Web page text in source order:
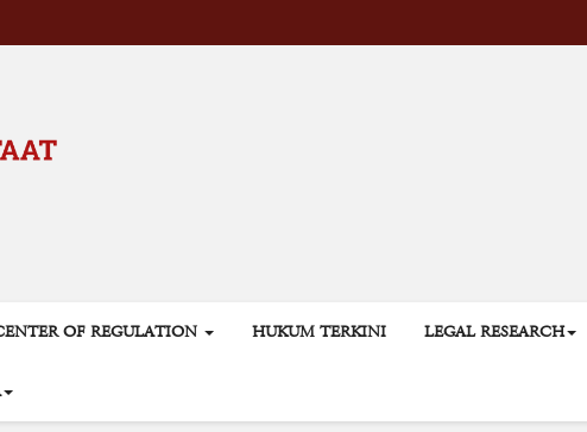
OF REGULATION HUKUM TERKINI LEGAL RESEARCH